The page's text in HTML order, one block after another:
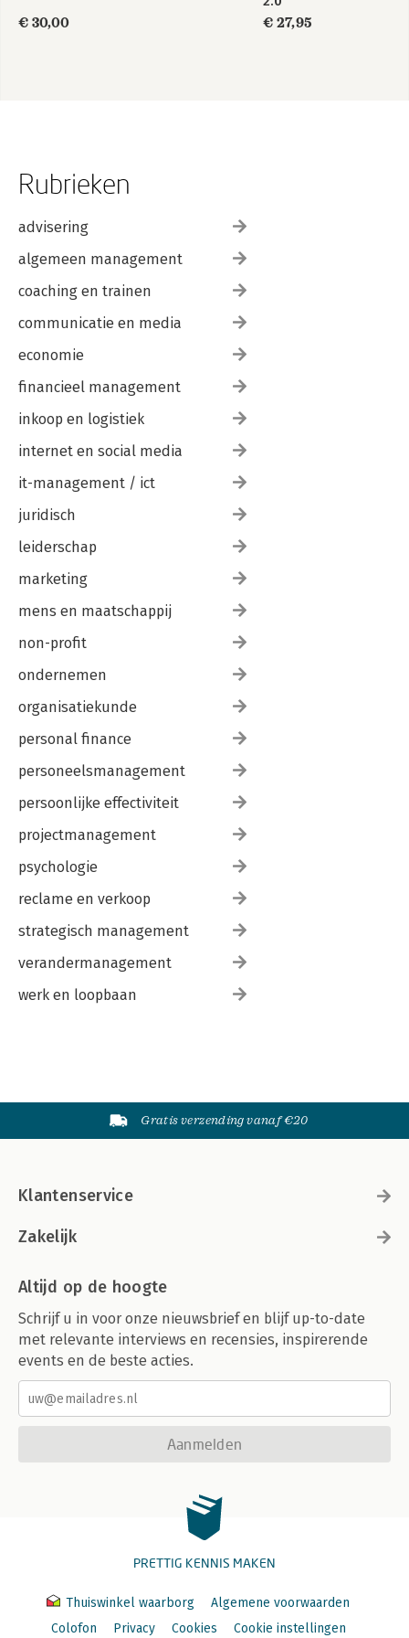
Register van zaken 409
€ 30,00
€ 27,95
Rubrieken
advisering
algemeen management
coaching en trainen
communicatie en media
economie
financieel management
inkoop en logistiek
internet en social media
it-management / ict
juridisch
leiderschap
marketing
mens en maatschappij
non-profit
ondernemen
organisatiekunde
personal finance
personeelsmanagement
persoonlijke effectiviteit
projectmanagement
psychologie
reclame en verkoop
strategisch management
verandermanagement
werk en loopbaan
Gratis verzending vanaf €20
Klantenservice
Zakelijk
Altijd op de hoogte
Schrijf u in voor onze nieuwsbrief en blijf up-to-date
met relevante interviews en recensies, inspirerende
events en de beste acties.
Aanmelden
PRETTIG KENNIS MAKEN
Thuiswinkel waarborg
Algemene voorwaarden
Colofon
Privacy Cookies Cookie instellingen